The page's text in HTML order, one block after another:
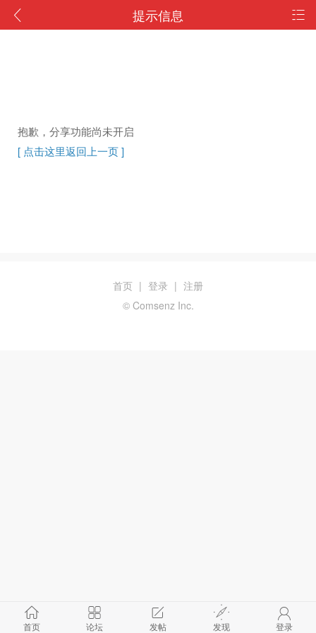
提示信息
抱歉，分享功能尚未开启
[ 点击这里返回上一页 ]
首页 论坛 发帖 发现 登录
首页 | 登录 | 注册
© Comsenz Inc.